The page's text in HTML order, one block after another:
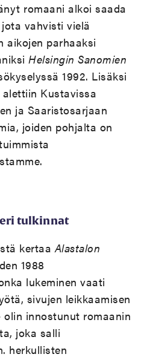
romaani alkoi saada
vahvisti vielä
aikojen parhaaksi
Helsingin Sanomien
1992. Lisäksi
Kustavissa
ja Saaristosarjaan
joiden pohjalta on
tulkinnat
kertaaAlastalon
1988
lukeminen vaati
sivujen leikkaamisen
olin innostunut romaanin
joka salli
herkullisten